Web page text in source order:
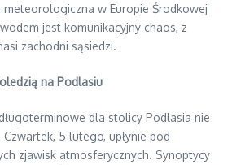
w Europie Środkowej
jest komunikacyjny chaos, z
zachodni sąsiedzi.
na Podlasiu
dla stolicy Podlasia nie
5 lutego, upłynie pod
zjawisk atmosferycznych. Synoptycy